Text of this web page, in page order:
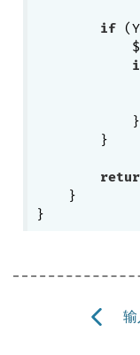
if
            }
        }
    }
输